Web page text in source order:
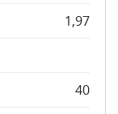
1,97
40